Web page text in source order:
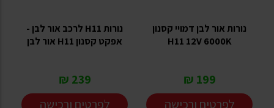
נורות אור לבן דמויי קסנון
H11 12V 6000K
199 ₪
לפרטים ורכישה
נורות H11 לרכב אור לבן -
אפקט קסנון H11 אור לבן
239 ₪
לפרטים ורכישה